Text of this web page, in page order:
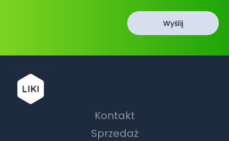
Wyślij
Kontakt
Sprzedaż